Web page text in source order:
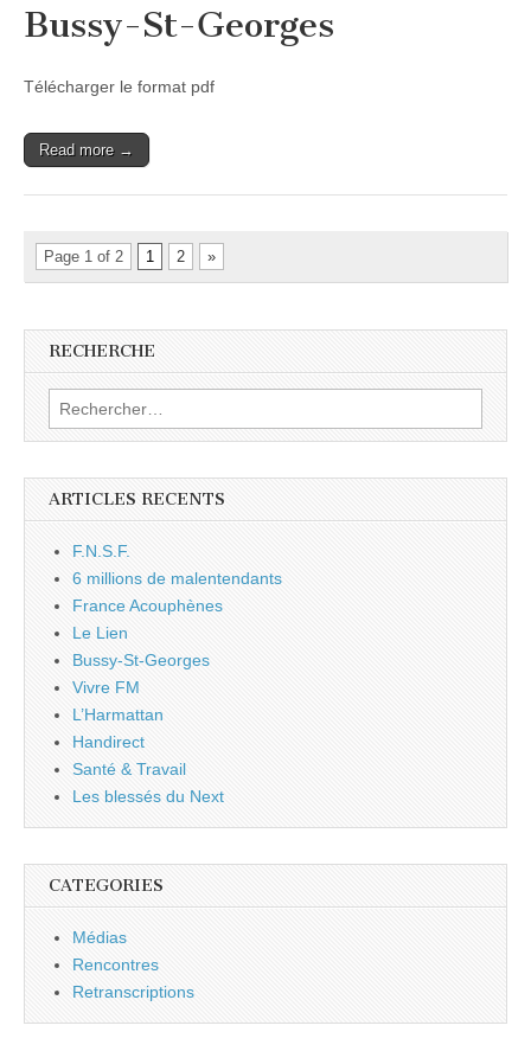
Bussy-St-Georges
Télécharger le format pdf
Read more →
Page 1 of 2 1 2 »
RECHERCHE
Rechercher :
ARTICLES RECENTS
F.N.S.F.
6 millions de malentendants
France Acouphènes
Le Lien
Bussy-St-Georges
Vivre FM
L’Harmattan
Handirect
Santé & Travail
Les blessés du Next
CATEGORIES
Médias
Rencontres
Retranscriptions